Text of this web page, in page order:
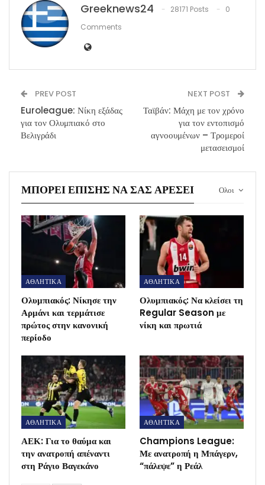
Greeknews24 28171 Posts
0
Comments
PREV POST
Euroleague: Νίκη εξάδας
για τον Ολυμπιακό στο
Βελιγράδι
NEXT POST
Ταϊβάν: Μάχη με τον χρόνο
για τον εντοπισμό
αγνοουμένων – Τρομεροί
μετασεισμοί
Ολοι
ΜΠΟΡΕΊ ΕΠΊΣΗΣ ΝΑ ΣΑΣ ΑΡΈΣΕΙ
ΑΘΛΗΤΙΚΑ
Ολυμπιακός: Νίκησε την
Αρμάνι και τερμάτισε
πρώτος στην κανονική
περίοδο
ΑΘΛΗΤΙΚΑ
Ολυμπιακός: Να κλείσει τη
Regular Season με
νίκη και πρωτιά
ΑΘΛΗΤΙΚΑ
ΑΕΚ: Για το θαύμα και
την ανατροπή απέναντι
στη Ράγιο Βαγεκάνο
ΑΘΛΗΤΙΚΑ
Champions League:
Με ανατροπή η Μπάγερν,
“πάλεψε” η Ρεάλ